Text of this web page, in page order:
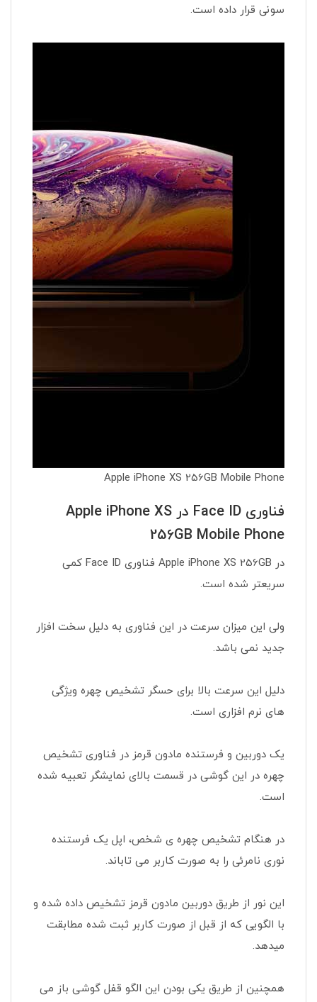
سونی قرار داده است.
Apple iPhone XS 256GB Mobile Phone
فناوری Face ID در Apple iPhone XS
256GB Mobile Phone
در Apple iPhone XS 256GB فناوری Face ID کمی
سریعتر شده است.
ولی این میزان سرعت در این فناوری به دلیل سخت افزار
جدید نمی باشد.
دلیل این سرعت بالا برای حسگر تشخیص چهره ویژگی
های نرم افزاری است.
یک دوربین و فرستنده مادون قرمز در فناوری تشخیص
چهره در این گوشی در قسمت بالای نمایشگر تعبیه شده
است.
در هنگام تشخیص چهره ی شخص، اپل یک فرستنده
نوری نامرئی را به صورت کاربر می تاباند.
این نور از طریق دوربین مادون قرمز تشخیص داده شده و
با الگویی که از قبل از صورت کاربر ثبت شده مطابقت
میدهد.
همچنین از طریق یکی بودن این الگو قفل گوشی باز می